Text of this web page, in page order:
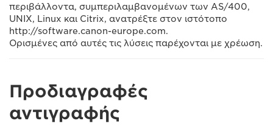
περιβάλλοντα, συμπεριλαμβανομένων των AS/400,
UNIX, Linux και Citrix, ανατρέξτε στον ιστότοπο
http://software.canon-europe.com.
Ορισμένες από αυτές τις λύσεις παρέχονται με χρέωση.
Προδιαγραφές
αντιγραφής